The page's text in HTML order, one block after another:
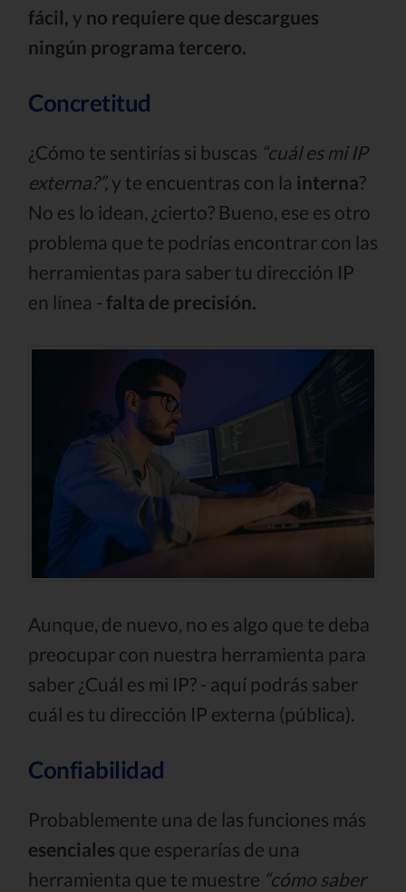
fácil, y no requiere que descargues
ningún programa tercero.
Concretitud
¿Cómo te sentirías si buscas “cuál es mi IP
externa?”, y te encuentras con la interna?
No es lo idean, ¿cierto? Bueno, ese es otro
problema que te podrías encontrar con las
herramientas para saber tu dirección IP
en línea - falta de precisión.
Aunque, de nuevo, no es algo que te deba
preocupar con nuestra herramienta para
saber ¿Cuál es mi IP? - aquí podrás saber
cuál es tu dirección IP externa (pública).
Confiabilidad
Probablemente una de las funciones más
esenciales que esperarías de una
herramienta que te muestre “cómo saber